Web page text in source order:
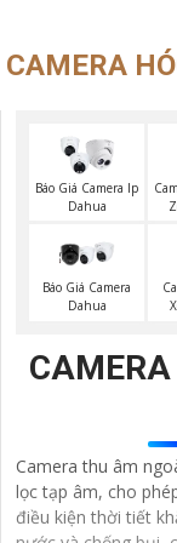
CAMERA
Báo Giá Camera Ip
Dahua
Báo Giá Camera
Dahua
Camera thu âm
lọc tạp âm, cho
điều kiện thời tiết